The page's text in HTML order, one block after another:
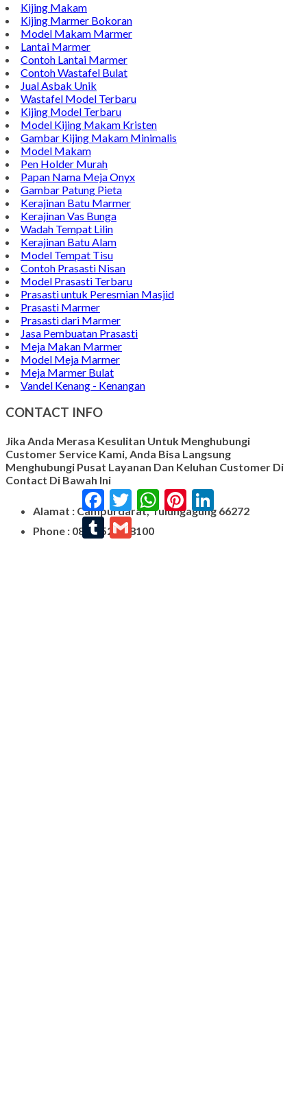
Kijing Makam
Kijing Marmer Bokoran
Model Makam Marmer
Lantai Marmer
Contoh Lantai Marmer
Contoh Wastafel Bulat
Jual Asbak Unik
Wastafel Model Terbaru
Kijing Model Terbaru
Model Kijing Makam Kristen
Gambar Kijing Makam Minimalis
Model Makam
Pen Holder Murah
Papan Nama Meja Onyx
Gambar Patung Pieta
Kerajinan Batu Marmer
Kerajinan Vas Bunga
Wadah Tempat Lilin
Kerajinan Batu Alam
Model Tempat Tisu
Contoh Prasasti Nisan
Model Prasasti Terbaru
Prasasti untuk Peresmian Masjid
Prasasti Marmer
Prasasti dari Marmer
Jasa Pembuatan Prasasti
Meja Makan Marmer
Model Meja Marmer
Meja Marmer Bulat
Vandel Kenang - Kenangan
CONTACT INFO
Jika Anda Merasa Kesulitan Untuk Menghubungi
Customer Service Kami, Anda Bisa Langsung
Menghubungi Pusat Layanan Dan Keluhan Customer Di
Contact Di Bawah Ini
Alamat : Campurdarat, Tulungagung 66272
Phone : 0812-5212-8100
FacebookTwitterWhatsAppPinterest
Tumblr